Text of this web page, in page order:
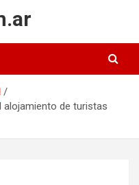
alojamiento de turistas